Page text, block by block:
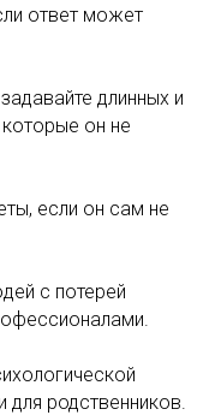
ответ может
длинных и
он не
если он сам не
с потерей
родственников.